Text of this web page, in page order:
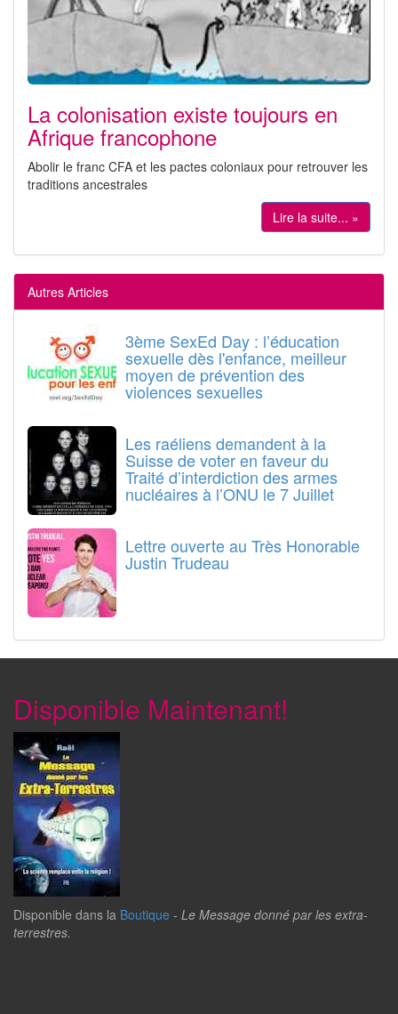
La colonisation existe toujours en
Afrique francophone
Abolir le franc CFA et les pactes coloniaux pour retrouver les
traditions ancestrales
Lire la suite... »
Autres Articles
3ème SexEd Day : l’éducation
sexuelle dès l'enfance, meilleur
moyen de prévention des
violences sexuelles
Les raéliens demandent à la
Suisse de voter en faveur du
Traité d’interdiction des armes
nucléaires à l’ONU le 7 Juillet
Lettre ouverte au Très Honorable
Justin Trudeau
Disponible Maintenant!
Disponible dans la Boutique - Le Message donné par les extra-
terrestres.